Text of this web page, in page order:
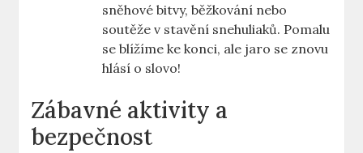
sněhové bitvy, běžkování nebo
soutěže v stavění snehuliaků. Pomalu
se blížíme ke konci, ale jaro se znovu
hlásí o slovo!
Zábavné aktivity a
bezpečnost